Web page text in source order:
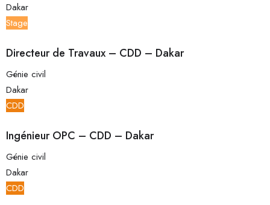
Dakar
Stage
Directeur de Travaux – CDD – Dakar
Génie civil
Dakar
CDD
Ingénieur OPC – CDD – Dakar
Génie civil
Dakar
CDD